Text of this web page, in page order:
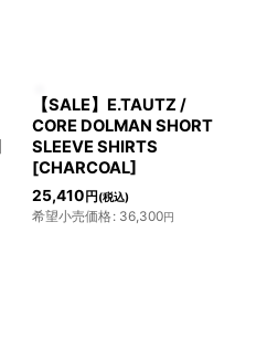
【SALE】E.TAUTZ /
CORE DOLMAN SHORT
SLEEVE SHIRTS
[CHARCOAL]
25,410 円 (税込)
希望小売価格: 36,300円